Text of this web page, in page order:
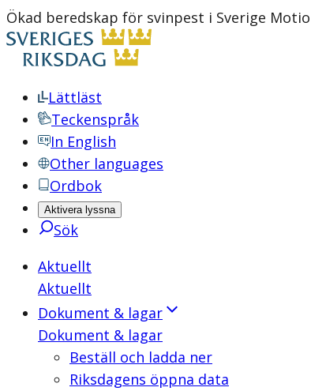
Ökad beredskap för svinpest i Sverige
Lättläst
Teckenspråk
In English
Other languages
Ordbok
Aktivera lyssna
Sök
Aktuellt
Aktuellt
Dokument & lagar
Dokument & lagar
Beställ och ladda ner
Riksdagens öppna data